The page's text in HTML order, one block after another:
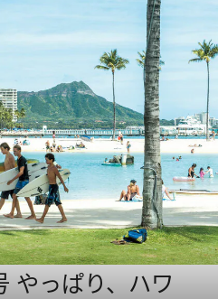
やっぱり、ハワ